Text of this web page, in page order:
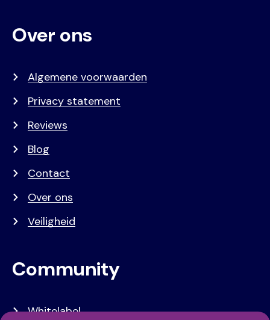
Over ons
Algemene voorwaarden
Privacy statement
Reviews
Blog
Contact
Over ons
Veiligheid
Community
Whitelabel